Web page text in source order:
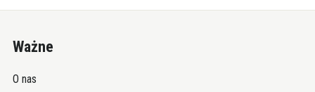
Ważne
O nas